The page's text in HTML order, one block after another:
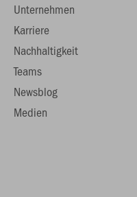
Unternehmen
Karriere
Nachhaltigkeit
Teams
Newsblog
Medien